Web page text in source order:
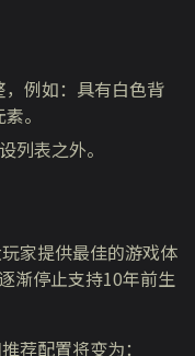
例如：具有白色背
。
列表之外。
家提供最佳的游戏体
渐停止支持10年前生
荐配置将变为：